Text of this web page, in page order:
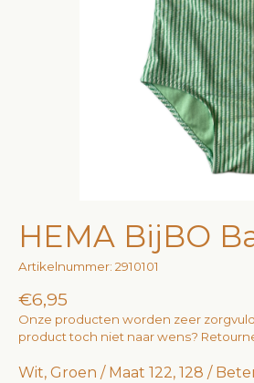
HEMA BijBO
Artikelnummer: 2910101
€6,95
Onze producten worden zeer
product toch niet naar wens?
Wit, Groen / Maat 122, 128 /